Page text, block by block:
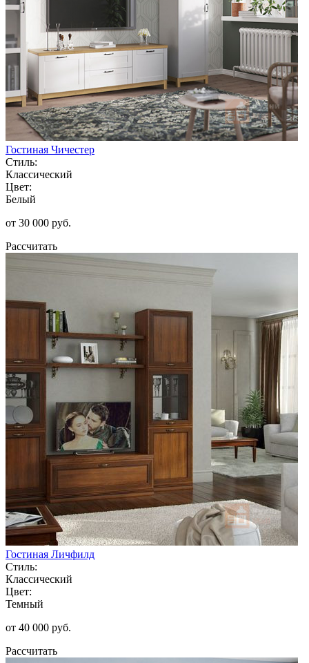
Гостиная Чичестер
Стиль:
Классический
Цвет:
Белый
от 30 000 руб.
Рассчитать
Гостиная Личфилд
Стиль:
Классический
Цвет:
Темный
от 40 000 руб.
Рассчитать